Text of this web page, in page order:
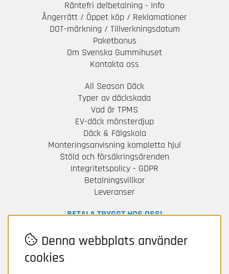
Räntefri delbetalning - Info
Ångerrätt / Öppet köp / Reklamationer
DOT-märkning / Tillverkningsdatum
Paketbonus
Om Svenska Gummihuset
Kontakta oss
All Season Däck
Typer av däckskada
Vad är TPMS
EV-däck mönsterdjup
Däck & Fälgskola
Monteringsanvisning kompletta hjul
Stöld och försäkringsärenden
Integritetspolicy - GDPR
Betalningsvillkor
Leveranser
BETALA TRYGGT HOS OSS!
kontakta Avarda / Two.
Denna webbplats använder
cookies